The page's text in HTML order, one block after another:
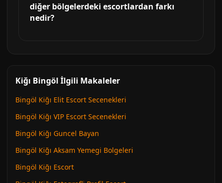
diğer bölgelerdeki escortlardan farkı
nedir?
Kiğı Bingöl İlgili Makaleler
Bingöl Kiğı Elit Escort Secenekleri
Bingöl Kiğı VIP Escort Secenekleri
Bingöl Kiğı Guncel Bayan
Bingöl Kiğı Aksam Yemegi Bolgeleri
Bingöl Kiğı Escort